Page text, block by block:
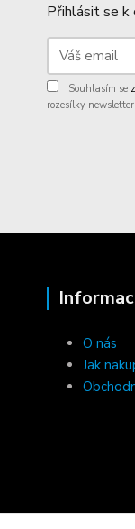
Přihlásit se k
Souhlasím se
rozesílky
O nás
Jak